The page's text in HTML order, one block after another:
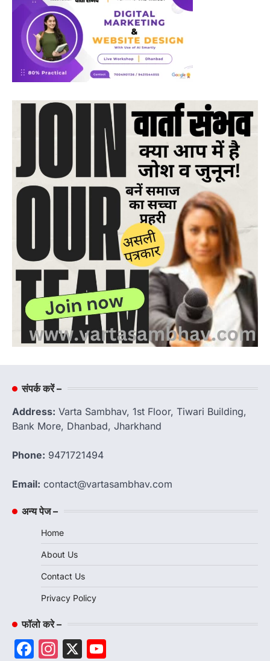
संपर्क करें –
Address: Varta Sambhav, 1st Floor, Tiwari Building,
Bank More, Dhanbad, Jharkhand
Phone: 9471721494
Email: contact@vartasambhav.com
अन्य पेज –
Home
About Us
Contact Us
Privacy Policy
फॉलो करे –
Facebook
Instagram
X